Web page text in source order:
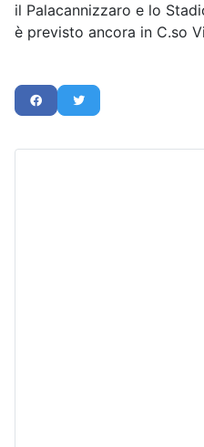
il Palacannizzaro e lo
è previsto ancora in C.so